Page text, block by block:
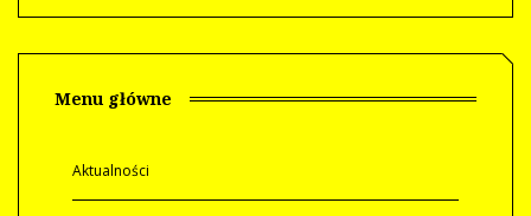
Menu główne
Aktualności